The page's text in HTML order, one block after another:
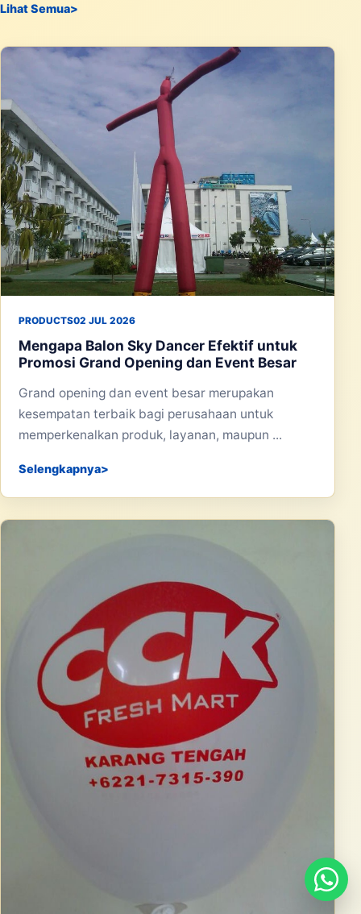
Lihat Semua
PRODUCTS02 JUL 2026
Mengapa Balon Sky Dancer Efektif untuk
Promosi Grand Opening dan Event Besar
Grand opening dan event besar merupakan
kesempatan terbaik bagi perusahaan untuk
memperkenalkan produk, layanan, maupun ...
Selengkapnya